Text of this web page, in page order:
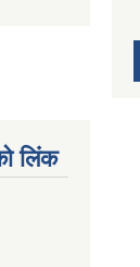
लिंक